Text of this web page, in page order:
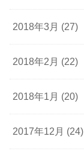
2018年3月 (27)
2018年2月 (22)
2018年1月 (20)
2017年12月 (24)